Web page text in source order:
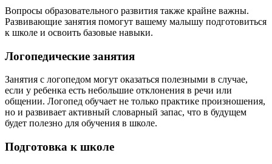
Вопросы образовательного развития также крайне важны.
Развивающие занятия помогут вашему малышу подготовиться
к школе и освоить базовые навыки.
Логопедические занятия
Занятия с логопедом могут оказаться полезными в случае,
если у ребенка есть небольшие отклонения в речи или
общении. Логопед обучает не только практике произношения,
но и развивает активный словарный запас, что в будущем
будет полезно для обучения в школе.
Подготовка к школе